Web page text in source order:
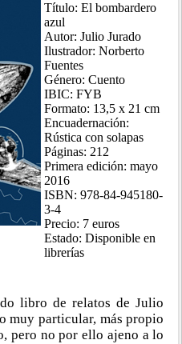
Título: El bombardero
azul
Autor: Julio Jurado
Ilustrador: Norberto
Fuentes
Género: Cuento
IBIC: FYB
Formato: 13,5 x 21 cm
Encuadernación:
Rústica con solapas
Páginas: 212
Primera edición: mayo
2016
ISBN: 978-84-945180-
3-4
Precio: 7 euros
Estado: Disponible en
librerías
libro de relatos de Julio
muy particular, más propio
pero no por ello ajeno a lo